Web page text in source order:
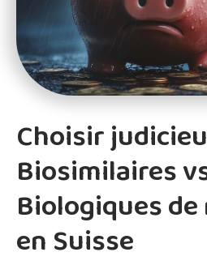
FR
Choisir
Biosimilaires
Biologiques
en Suisse